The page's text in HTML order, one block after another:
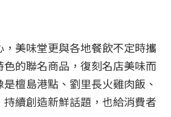
美味堂更與各地餐飲不定時攜
的聯名商品，復刻名店美味而
檀島港點、劉里長火雞肉飯、
續創造新鮮話題，也給消費者